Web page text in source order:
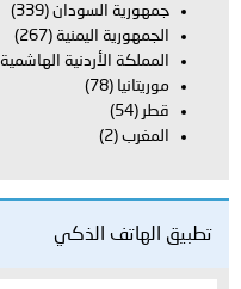
جمهورية السودان (339)
الجمهورية اليمنية (267)
المملكة الأردنية الهاشمية
موريتانيا (78)
قطر (54)
المغرب (2)
تطبيق الهاتف الذكي